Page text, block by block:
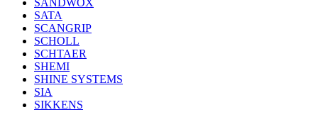
SANDWOX
SATA
SCANGRIP
SCHOLL
SCHTAER
SHEMI
SHINE SYSTEMS
SIA
SIKKENS